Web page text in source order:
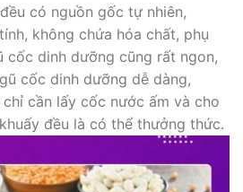
có nguồn gốc tự nhiên,
không chứa hóa chất, phụ
cốc dinh dưỡng cũng rất ngon,
cốc dinh dưỡng dễ dàng,
cần lấy cốc nước ấm và cho
đều là có thể thưởng thức.